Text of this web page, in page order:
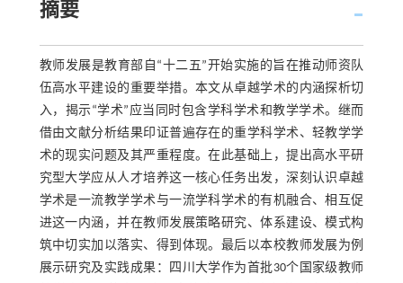
摘要
教师发展是教育部自“十二五”开始实施的旨在推动师资队
伍高水平建设的重要举措。本文从卓越学术的内涵探析切
入，揭示“学术”应当同时包含学科学术和教学学术。继而
借由文献分析结果印证普遍存在的重学科学术、轻教学学
术的现实问题及其严重程度。在此基础上，提出高水平研
究型大学应从人才培养这一核心任务出发，深刻认识卓越
学术是一流教学学术与一流学科学术的有机融合、相互促
进这一内涵，并在教师发展策略研究、体系建设、模式构
筑中切实加以落实、得到体现。最后以本校教师发展为例
展示研究及实践成果：四川大学作为首批30个国家级教师